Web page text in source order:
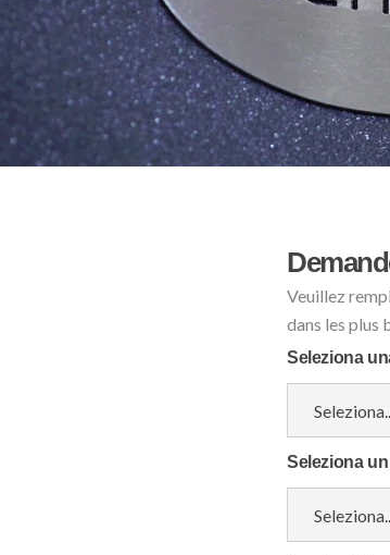
Veuillez
dans les plus
Seleziona
Seleziona